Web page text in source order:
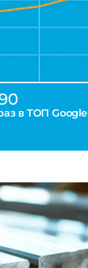
в ТОП Google